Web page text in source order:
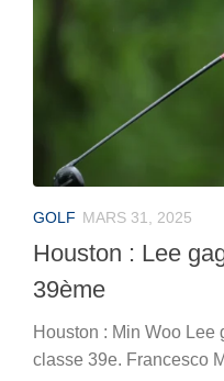
GOLF MARS 31, 2025
Houston : Lee
39ème
Houston : Min Woo Lee
classe 39e. Francesco